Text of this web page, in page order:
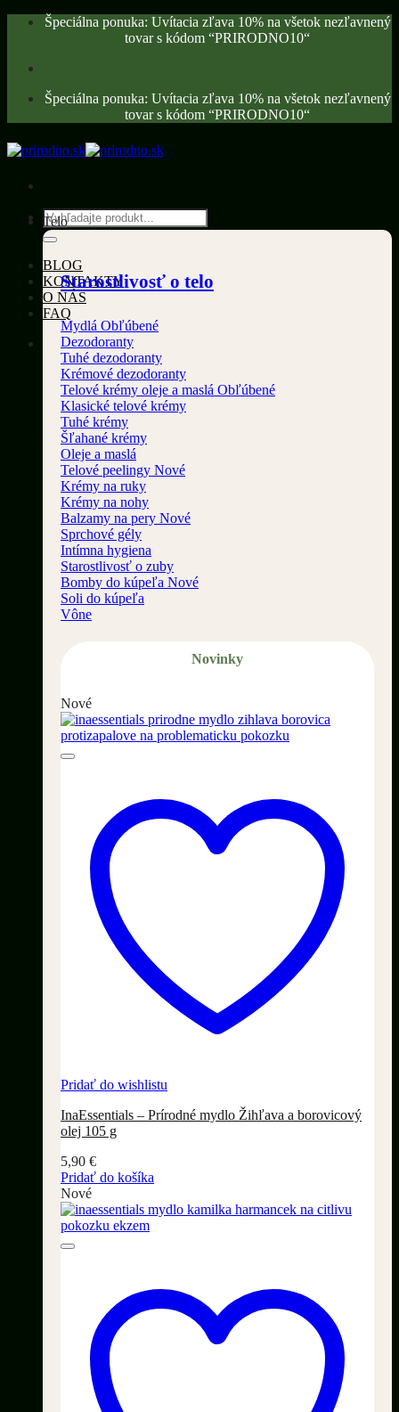
Skip
Špeciálna ponuka: Uvítacia zľava 10% na všetok nezľavnený
tovar s kódom “PRIRODNO10“
Špeciálna ponuka: Uvítacia zľava 10% na všetok nezľavnený
tovar s kódom “PRIRODNO10“
Hľadať:
BLOG
KONTAKTY
O NÁS
FAQ
Telo
Starostlivosť o telo
Mydlá
Dezodoranty
Tuhé dezodoranty
Krémové dezodoranty
Telové krémy oleje a maslá
Klasické telové krémy
Tuhé krémy
Šľahané krémy
Oleje a maslá
Telové peelingy
Krémy na ruky
Krémy na nohy
Balzamy na pery
Sprchové gély
Intímna hygiena
Starostlivosť o zuby
Bomby do kúpeľa
Soli do kúpeľa
Vône
Novinky
Nové
Pridať do wishlistu
InaEssentials – Prírodné mydlo Žihľava a borovicový
olej 105 g
5,90 €
Pridať do košíka
Nové